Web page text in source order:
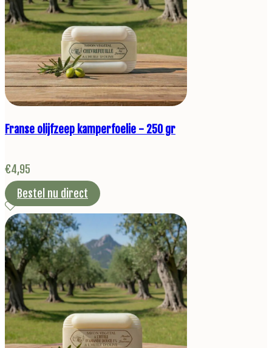
Franse olijfzeep kamperfoelie - 250 gr
€4,95
Bestel nu direct